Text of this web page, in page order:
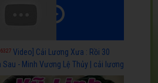
6327 Video] Cải Lương Xưa : Rồi 30
Sau - Minh Vương Lệ Thủy | cải lương
hay nhất